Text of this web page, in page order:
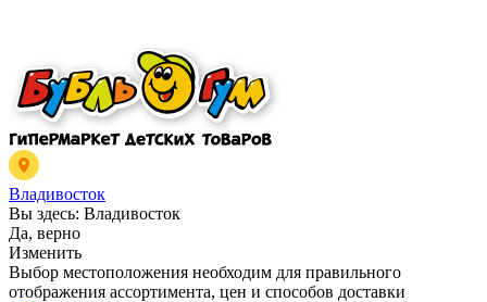
Владивосток
Вы здесь: Владивосток
Да, верно
Изменить
Выбор местоположения необходим для правильного
отображения ассортимента, цен и способов доставки